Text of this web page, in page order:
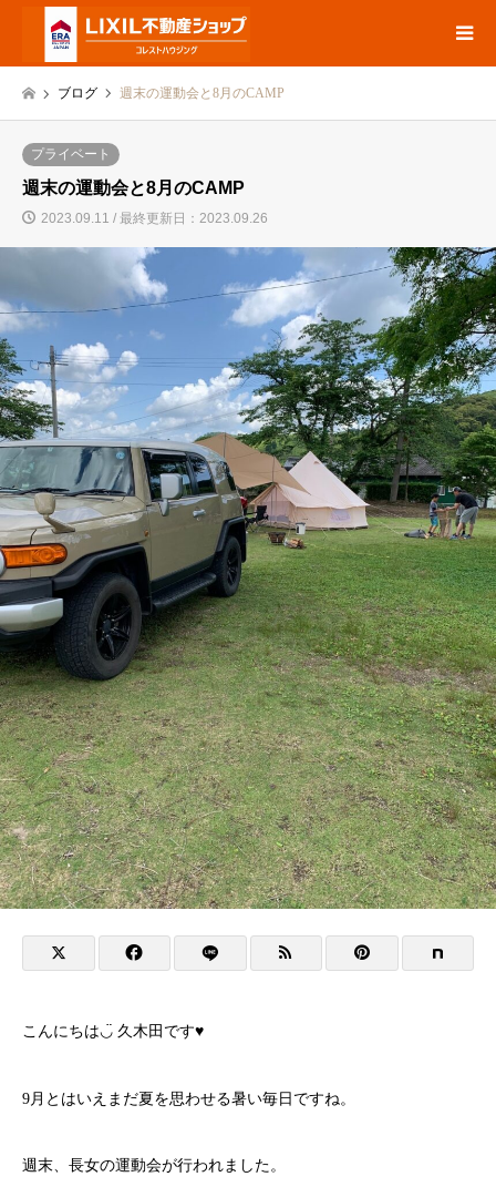
ブログ 週末の運動会と8月のCAMP
プライベート
週末の運動会と8月のCAMP
2023.09.11 / 最終更新日：2023.09.26
こんにちは◡̈ 久木田です♥︎
9月とはいえまだ夏を思わせる暑い毎日ですね。
週末、長女の運動会が行われました。